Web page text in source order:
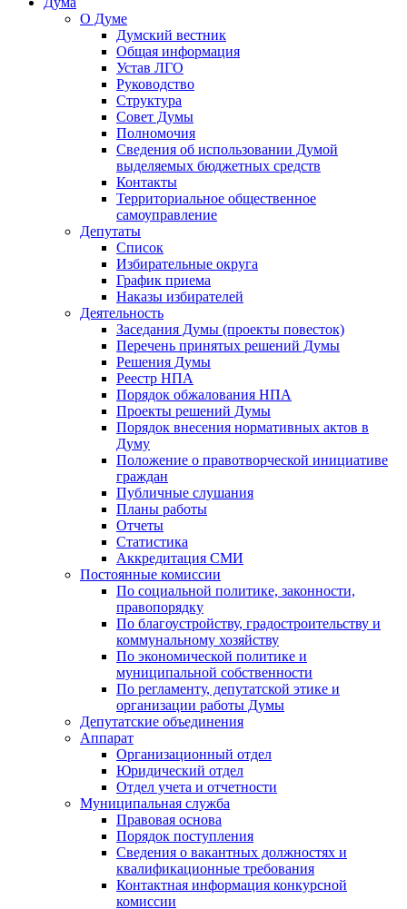
О Думе
Думский вестник
Общая информация
Устав ЛГО
Руководство
Структура
Совет Думы
Полномочия
Сведения об использовании Думой
выделяемых бюджетных средств
Контакты
Территориальное общественное
самоуправление
Депутаты
Список
Избирательные округа
График приема
Наказы избирателей
Деятельность
Заседания Думы (проекты повесток)
Перечень принятых решений Думы
Решения Думы
Реестр НПА
Порядок обжалования НПА
Проекты решений Думы
Порядок внесения нормативных актов в
Думу
Положение о правотворческой инициативе
граждан
Публичные слушания
Планы работы
Отчеты
Статистика
Аккредитация СМИ
Постоянные комиссии
По социальной политике, законности,
правопорядку
По благоустройству, градостроительству и
коммунальному хозяйству
По экономической политике и
муниципальной собственности
По регламенту, депутатской этике и
организации работы Думы
Депутатские объединения
Аппарат
Организационный отдел
Юридический отдел
Отдел учета и отчетности
Муниципальная служба
Правовая основа
Порядок поступления
Сведения о вакантных должностях и
квалификационные требования
Контактная информация конкурсной
комиссии